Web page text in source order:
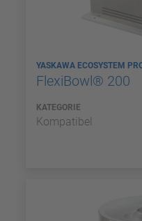
YASKAWA ECOSYSTEM
FlexiBowl® 200
KATEGORIE
Kompatibel